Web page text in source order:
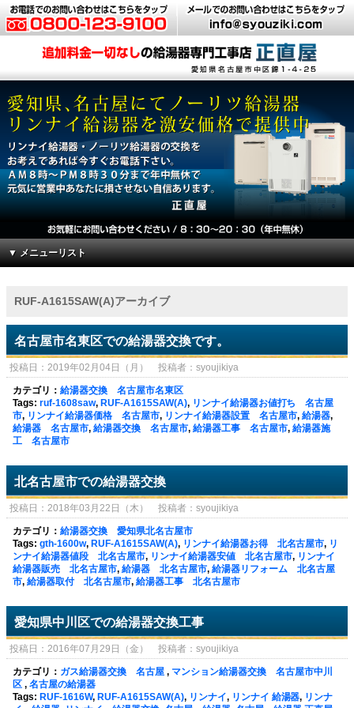
▼ メニューリスト
RUF-A1615SAW(A)アーカイブ
名古屋市名東区での給湯器交換です。
投稿日：2019年02月04日（月） 投稿者：syoujikiya
カテゴリ： 給湯器交換 名古屋市名東区
Tags: ruf-1608saw, RUF-A1615SAW(A), リンナイ給湯器お値打ち 名古屋
市, リンナイ給湯器価格 名古屋市, リンナイ給湯器設置 名古屋市, 給湯器,
給湯器 名古屋市, 給湯器交換 名古屋市, 給湯器工事 名古屋市, 給湯器施
工 名古屋市
北名古屋市での給湯器交換
投稿日：2018年03月22日（木） 投稿者：syoujikiya
カテゴリ： 給湯器交換 愛知県北名古屋市
Tags: gth-1600w, RUF-A1615SAW(A), リンナイ給湯器お得 北名古屋市, リ
ンナイ給湯器値段 北名古屋市, リンナイ給湯器安値 北名古屋市, リンナイ
給湯器販売 北名古屋市, 給湯器 北名古屋市, 給湯器リフォーム 北名古屋
市, 給湯器取付 北名古屋市, 給湯器工事 北名古屋市
愛知県中川区での給湯器交換工事
投稿日：2016年07月29日（金） 投稿者：syoujikiya
カテゴリ： ガス給湯器交換 名古屋, マンション給湯器交換 名古屋市中川
区 , 名古屋の給湯器
Tags: RUF-1616W, RUF-A1615SAW(A), リンナイ, リンナイ 給湯器, リンナ